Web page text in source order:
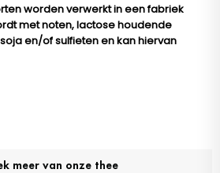
worden verwerkt in een fabriek
met noten, lactose houdende
en/of sulfieten en kan hiervan
meer van onze thee